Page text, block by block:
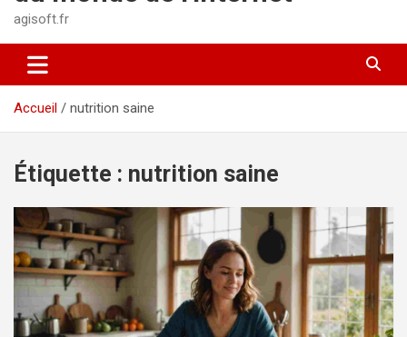
agisoft.fr
Accueil nutrition saine
Étiquette : nutrition saine